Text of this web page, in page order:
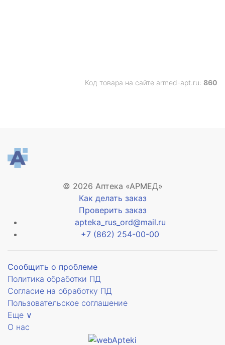
Код товара на сайте armed-apt.ru: 860
© 2026 Аптека «АРМЕД»
Как делать заказ
Проверить заказ
apteka_rus_ord@mail.ru
+7 (862) 254-00-00
Сообщить о проблеме
Политика обработки ПД
Согласие на обработку ПД
Пользовательское соглашение
Еще ∨
О нас